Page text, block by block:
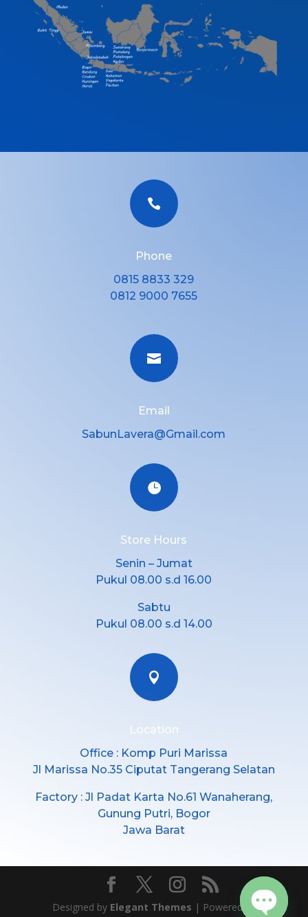

Phone
0815 8833 329
0812 9000 7655

Email
SabunLavera@Gmail.com

Store Hours
Senin – Jumat
Pukul 08.00 s.d 16.00
Sabtu
Pukul 08.00 s.d 14.00

Location
Office : Komp Puri Marissa
Jl Marissa No.35 Ciputat Tangerang Selatan
Factory : Jl Padat Karta No.61 Wanaherang,
Gunung Putri, Bogor
Jawa Barat
Designed by Elegant Themes | Powered by